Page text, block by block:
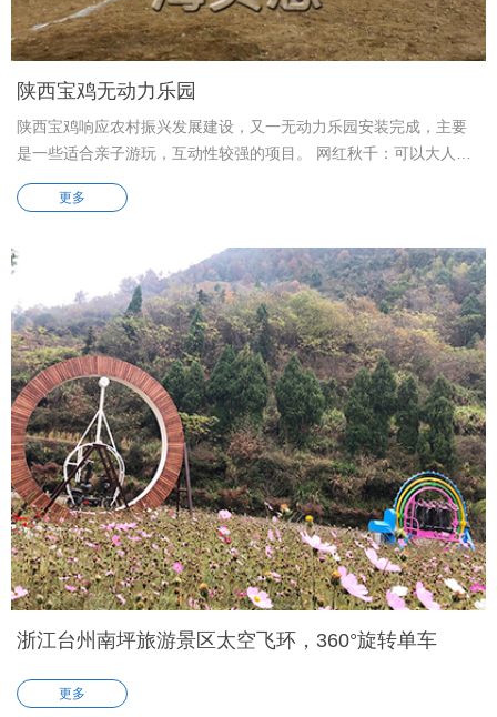
陕西宝鸡无动力乐园
陕西宝鸡响应农村振兴发展建设，又一无动力乐园安装完成，主要
是一些适合亲子游玩，互动性较强的项目。 网红秋千：可以大人小
孩一起游玩，打破80，90后排队荡秋千的格局，趣味性更强。 网红
桥：和网红秋千游玩起来一样，可以亲子互动，只是这个挑战性更
玩。 儿童滑索：和高空滑索对比，这款设备就是为儿童量身定制
的。乐趣不减的同时，安全系数大大提升。攀岩石的结合让儿童可
以独自享受这款设备带来的快乐，锻炼了自主能力，还提升了拓展
性能。 彩虹滑道：从网红项目变成了每个景区都必备的项目，就足
以证明它的乐趣，并不是一时网络炒作热度。七彩的设计，也能增
强景区的色彩对比度。 蹦蹦云：陕西场地的蹦蹦云采用的是黄色膜
布，和其他设备的色彩相呼应。蹦蹦云可以满足孩子蹦跳的天性，
和普通城堡对比，这种蹦床蹦起来就像踩在云端一样，更柔软。
更多
浙江台州南坪旅游景区太空飞环，360°旋转单车
更多